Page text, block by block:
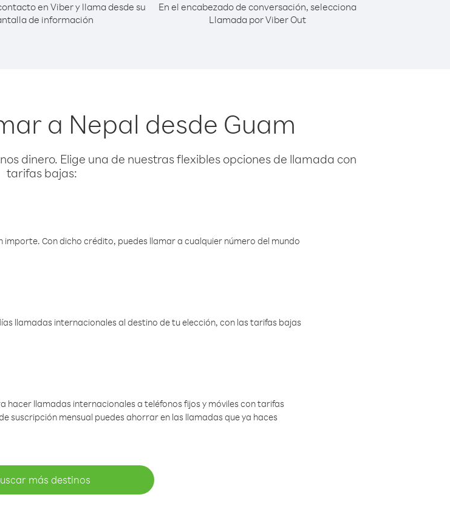
en Viber y llama desde su
de información
En el encabezado de conversación, selecciona
Llamada por Viber Out
a Nepal desde Guam
dinero. Elige una de nuestras flexibles opciones de llamada con
tarifas bajas:
Con dicho crédito, puedes llamar a cualquier número del mundo
llamadas internacionales al destino de tu elección, con las tarifas bajas
hacer llamadas internacionales a teléfonos fijos y móviles con tarifas
suscripción mensual puedes ahorrar en las llamadas que ya haces
más destinos